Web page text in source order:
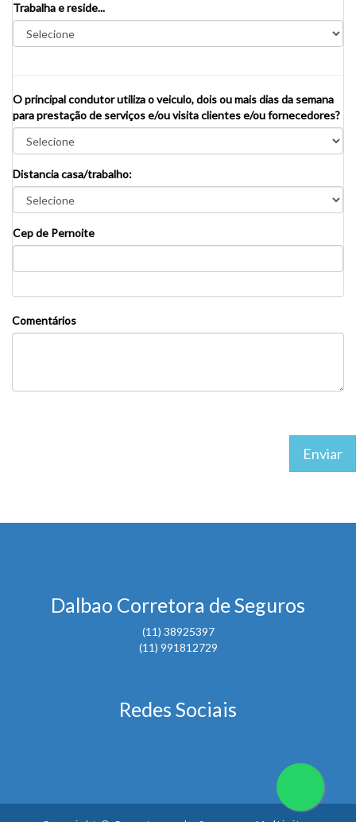
Trabalha e reside...
O principal condutor utiliza o veiculo, dois ou mais dias da semana
para prestação de serviços e/ou visita clientes e/ou fornecedores?
Distancia casa/trabalho:
Cep de Pernoite
Comentários
Enviar
Dalbao Corretora de Seguros
(11) 38925397
(11) 991812729
Redes Sociais